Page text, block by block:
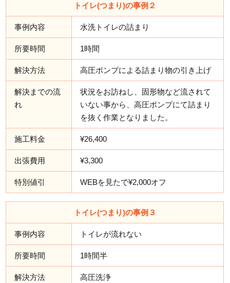
トイレ(つまり)の事例２
事例内容 水洗トイレの詰まり
所要時間 1時間
解決方法 高圧ポンプによる詰まり物の引き上げ
解決までの流
れ
状況をお訪ねし、固形物など流されて
いない事から、高圧ポンプにて詰まり
を抜く作業となりました。
施工料金 ¥26,400
出張費用 ¥3,300
特別値引 WEBを見たで¥2,000オフ
トイレ(つまり)の事例３
事例内容 トイレが流れない
所要時間 1時間半
解決方法 高圧洗浄